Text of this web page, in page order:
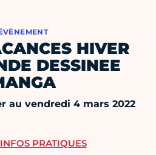
HIVER
DESSINEE
au vendredi 4 mars 2022
PRATIQUES